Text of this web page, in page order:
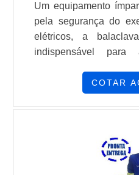
Um equipamento
pela segurança do
elétricos, a
indispensável para
chama de algodão,
elétricos e efeito
elétrico deve
Resistência; Alto nível
COTAR